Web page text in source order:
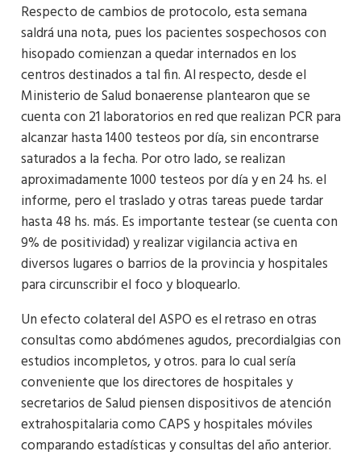
Respecto de cambios de protocolo, esta semana
saldrá una nota, pues los pacientes sospechosos con
hisopado comienzan a quedar internados en los
centros destinados a tal fin. Al respecto, desde el
Ministerio de Salud bonaerense plantearon que se
cuenta con 21 laboratorios en red que realizan PCR para
alcanzar hasta 1400 testeos por día, sin encontrarse
saturados a la fecha. Por otro lado, se realizan
aproximadamente 1000 testeos por día y en 24 hs. el
informe, pero el traslado y otras tareas puede tardar
hasta 48 hs. más. Es importante testear (se cuenta con
9% de positividad) y realizar vigilancia activa en
diversos lugares o barrios de la provincia y hospitales
para circunscribir el foco y bloquearlo.
Un efecto colateral del ASPO es el retraso en otras
consultas como abdómenes agudos, precordialgias con
estudios incompletos, y otros. para lo cual sería
conveniente que los directores de hospitales y
secretarios de Salud piensen dispositivos de atención
extrahospitalaria como CAPS y hospitales móviles
comparando estadísticas y consultas del año anterior.